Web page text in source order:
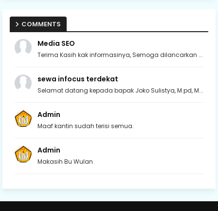
COMMENTS
Media SEO
Terima Kasih kak informasinya, Semoga dilancarkan ...
sewa infocus terdekat
Selamat datang kepada bapak Joko Sulistya, M.pd, M...
Admin
Maaf kantin sudah terisi semua.
Admin
Makasih Bu Wulan